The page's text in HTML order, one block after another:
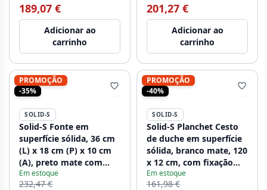
189,07 €
Adicionar ao
carrinho
201,27 €
Adicionar ao
carrinho
PROMOÇÃO
-35%
SOLID-S
Solid-S Fonte em
superfície sólida, 36 cm
(L) x 18 cm (P) x 10 cm
(A), preto mate com
tampa, 1208953168
Em estoque
232,47 €
PROMOÇÃO
-40%
SOLID-S
Solid-S Planchet Cesto
de duche em superfície
sólida, branco mate, 120
x 12 cm, com fixação
oculta 1208953449
Em estoque
161,98 €